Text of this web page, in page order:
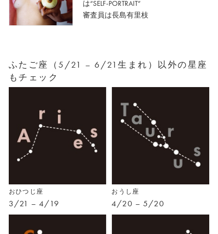
は“SELF-PORTRAIT”
審査員は長島有里枝
ふたご座（5/21 – 6/21生まれ）以外の星座
もチェック
おひつじ座
3/21 – 4/19
おうし座
4/20 – 5/20